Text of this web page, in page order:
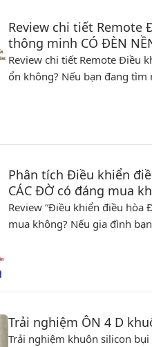
Review chi tiết Remote
thông minh CÓ ĐÈN
Review chi tiết Remote Điều
ổn không? Nếu bạn đang
Phân tích Điều khiển
CÁC ĐỜ có đáng mua
Review “Điều khiển điều hòa
mua không? Nếu gia đình
Trải nghiệm ÔN 4 D
Trải nghiệm khuôn silicon